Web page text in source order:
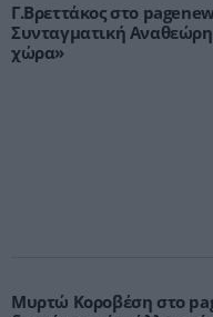
Γ.Βρεττάκος στο
Συνταγματική
χώρα»
Μυρτώ Κοροβέση στο